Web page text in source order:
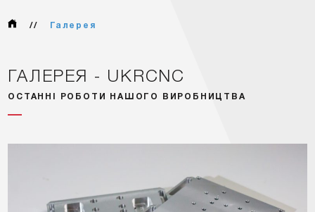
// Галерея
ГАЛЕРЕЯ - UKRCNC
ОСТАННІ РОБОТИ НАШОГО ВИРОБНИЦТВА